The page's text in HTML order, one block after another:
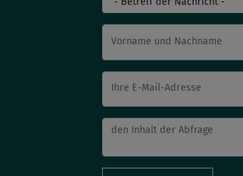
Vorname und Nachname
Ihre E-Mail-Adresse